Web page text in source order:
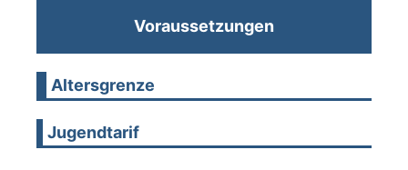
Voraussetzungen
Altersgrenze
Jugendtarif